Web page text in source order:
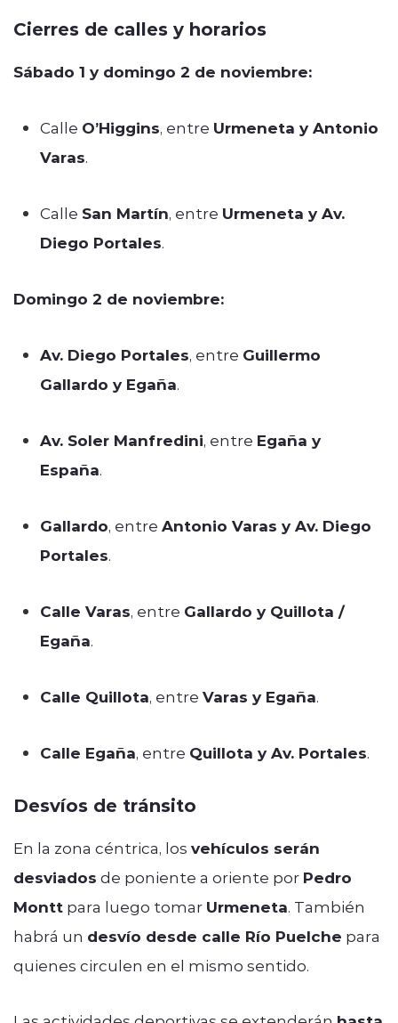
Cierres de calles y horarios
Sábado 1 y domingo 2 de noviembre:
Calle O’Higgins, entre Urmeneta y Antonio
Varas.
Calle San Martín, entre Urmeneta y Av.
Diego Portales.
Domingo 2 de noviembre:
Av. Diego Portales, entre Guillermo
Gallardo y Egaña.
Av. Soler Manfredini, entre Egaña y
España.
Gallardo, entre Antonio Varas y Av. Diego
Portales.
Calle Varas, entre Gallardo y Quillota /
Egaña.
Calle Quillota, entre Varas y Egaña.
Calle Egaña, entre Quillota y Av. Portales.
Desvíos de tránsito
En la zona céntrica, los vehículos serán
desviados de poniente a oriente por Pedro
Montt para luego tomar Urmeneta. También
habrá un desvío desde calle Río Puelche para
quienes circulen en el mismo sentido.